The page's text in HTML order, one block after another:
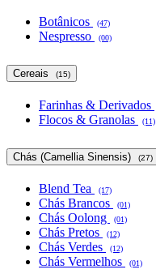
Botânicos (47)
Nespresso (00)
Cereais (15)
Farinhas & Derivados
Flocos & Granolas (11)
Chás (Camellia Sinensis) (27)
Blend Tea (17)
Chás Brancos (01)
Chás Oolong (01)
Chás Pretos (12)
Chás Verdes (12)
Chás Vermelhos (01)